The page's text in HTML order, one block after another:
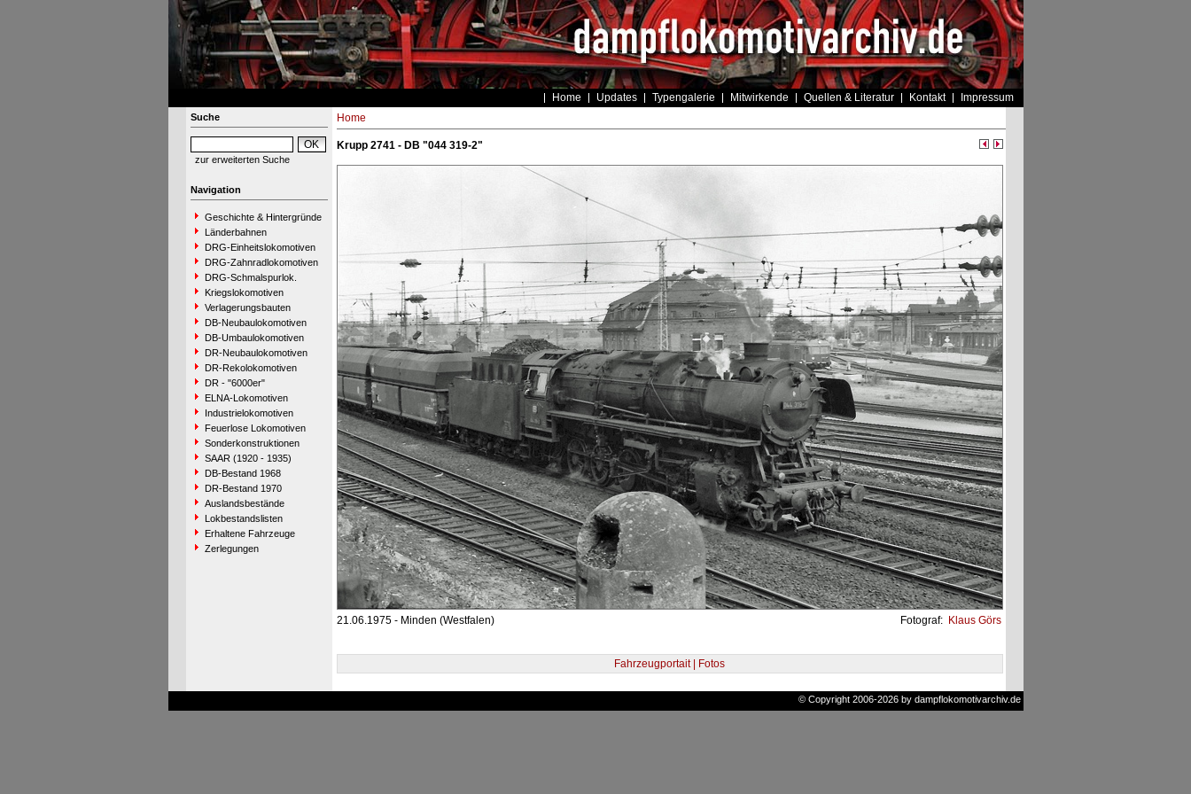
Home Updates Typengalerie Mitwirkende Quellen & Literatur Kontakt Impressum
Suche
zur erweiterten Suche
Navigation
Geschichte & Hintergründe
Länderbahnen
DRG-Einheitslokomotiven
DRG-Zahnradlokomotiven
DRG-Schmalspurlok.
Kriegslokomotiven
Verlagerungsbauten
DB-Neubaulokomotiven
DB-Umbaulokomotiven
DR-Neubaulokomotiven
DR-Rekolokomotiven
DR - "6000er"
ELNA-Lokomotiven
Industrielokomotiven
Feuerlose Lokomotiven
Sonderkonstruktionen
SAAR (1920 - 1935)
DB-Bestand 1968
DR-Bestand 1970
Auslandsbestände
Lokbestandslisten
Erhaltene Fahrzeuge
Zerlegungen
Home
Krupp 2741 - DB "044 319-2"
21.06.1975 - Minden (Westfalen) Fotograf: Klaus Görs
Fahrzeugportait | Fotos
© Copyright 2006-2026 by dampflokomotivarchiv.de